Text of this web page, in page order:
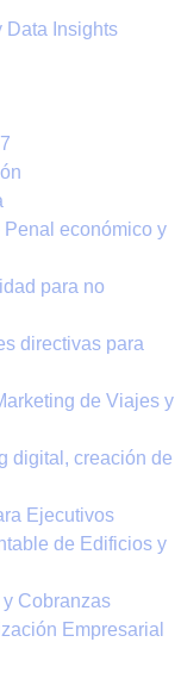
Data Insights
económico y
para no
directivas para
de Viajes y
digital, creación de
Ejecutivos
de Edificios y
Cobranzas
Empresarial